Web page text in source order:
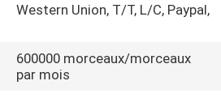
Western Union, T/T, L/C, Paypal,
600000 morceaux/morceaux
par mois